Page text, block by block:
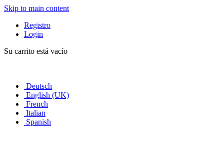
Skip to main content
Registro
Login
Su carrito está vacío
Deutsch
English (UK)
French
Italian
Spanish